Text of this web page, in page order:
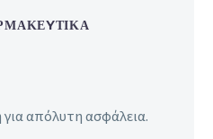
απόλυτη ασφάλεια.